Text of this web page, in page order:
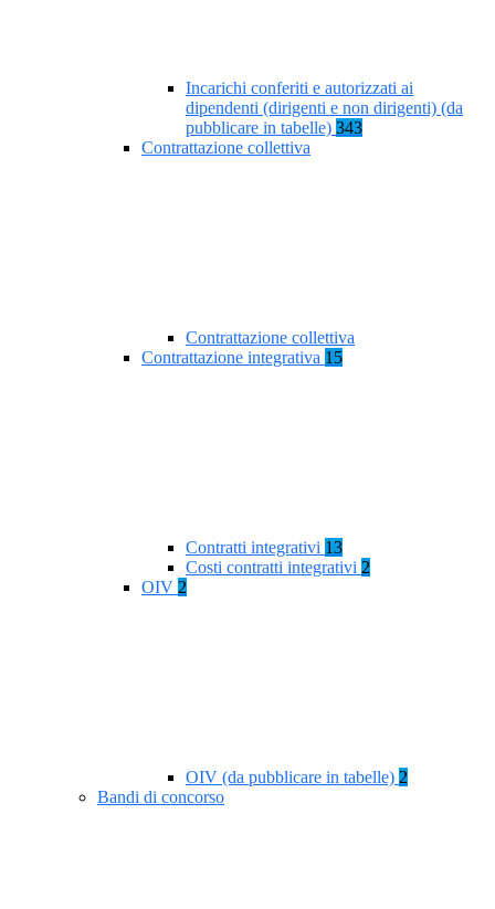
Incarichi conferiti e autorizzati ai
dipendenti (dirigenti e non dirigenti) (da
pubblicare in tabelle) 343
Contrattazione collettiva
Contrattazione collettiva
Contrattazione integrativa 15
Contratti integrativi 13
Costi contratti integrativi 2
OIV 2
OIV (da pubblicare in tabelle) 2
Bandi di concorso